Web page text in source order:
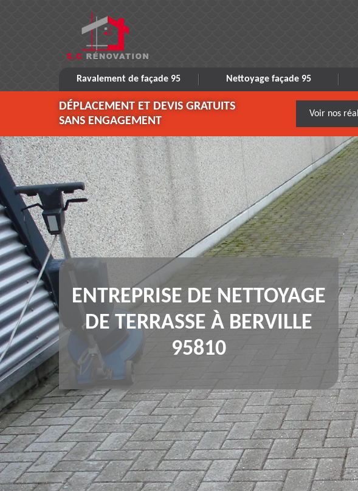
Ravalement de façade 95 Nettoyage façade 95
DÉPLACEMENT ET DEVIS GRATUITS
SANS ENGAGEMENT
Voir nos
ENTREPRISE DE NETTOYAGE
DE TERRASSE À BERVILLE
95810